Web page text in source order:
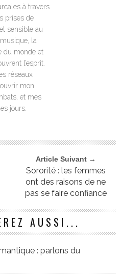
à travers
prises de
sensible au
la
du monde et
l’esprit.
réseaux
mon
et mes
jours.
Article Suivant →
Sororité : les femmes
ont des raisons de ne
pas se faire confiance
AUSSI...
: parlons du